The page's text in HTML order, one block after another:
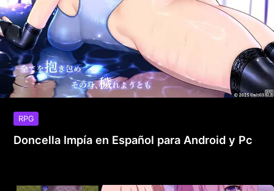
RPG
Doncella Impía en Español para Android y Pc